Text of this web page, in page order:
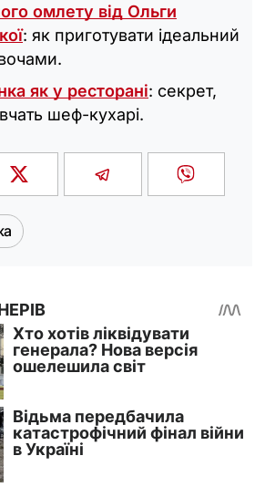
омлету від Ольги
: як приготувати ідеальний
як у ресторані: секрет,
шеф-кухарі.